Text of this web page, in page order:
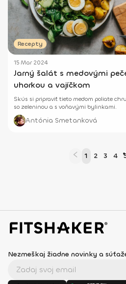
Recepty
15 Mar 2024
Jarný šalát s medovými
uhorkou a vajíčkom
Skús si pripraviť tieto medom poliate
so zeleninou a s voňavými bylinkami.
Antónia Smetanková
1 2 3 4
Nezmeškaj žiadne novinky a